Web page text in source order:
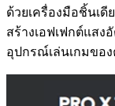
ด้วยเครื่องมือชิ้นเดี
สร้างเอฟเฟกต์แสง
อุปกรณ์เล่นเกมขอ